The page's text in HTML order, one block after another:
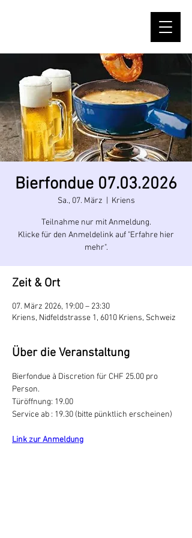
Bierfondue 07.03.2026
Sa., 07. März Kriens
Teilnahme nur mit Anmeldung.
Klicke für den Anmeldelink auf "Erfahre hier
mehr".
Zeit & Ort
07. März 2026, 19:00 – 23:30
Kriens, Nidfeldstrasse 1, 6010 Kriens, Schweiz
Über die Veranstaltung
Bierfondue à Discretion für CHF 25.00 pro
Person.
Türöffnung: 19.00
Service ab : 19.30 (bitte pünktlich erscheinen)
Link zur Anmeldung